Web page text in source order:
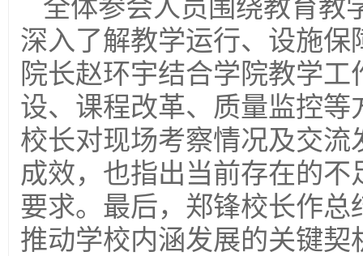
全体参会人员围绕教育教
深入了解教学运行、设施
院长赵环宇结合学院教学
设、课程改革、质量监控
校长对现场考察情况及交
成效，也指出当前存在的
要求。最后，郑锋校长作
推动学校内涵发展的关键